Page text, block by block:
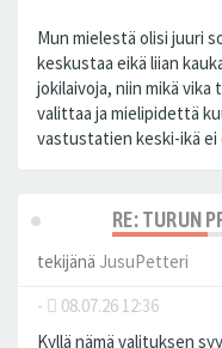
Mun mielestä olisi juuri
keskustaa eikä liian
jokilaivoja, niin mikä vika
valittaa ja mielipidettä
vastustatien keski-ikä ei
RE: TURUN
tekijänä JusuPetteri
-
08.07.26 12:36
Kyllä nämä valituksen